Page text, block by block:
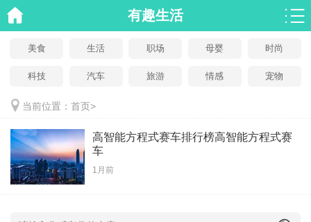
有趣生活
美食 生活 职场 母婴 时尚
科技 汽车 旅游 情感 宠物
当前位置： 首页>
高智能方程式赛车排行榜高智能方程式赛
车
1月前